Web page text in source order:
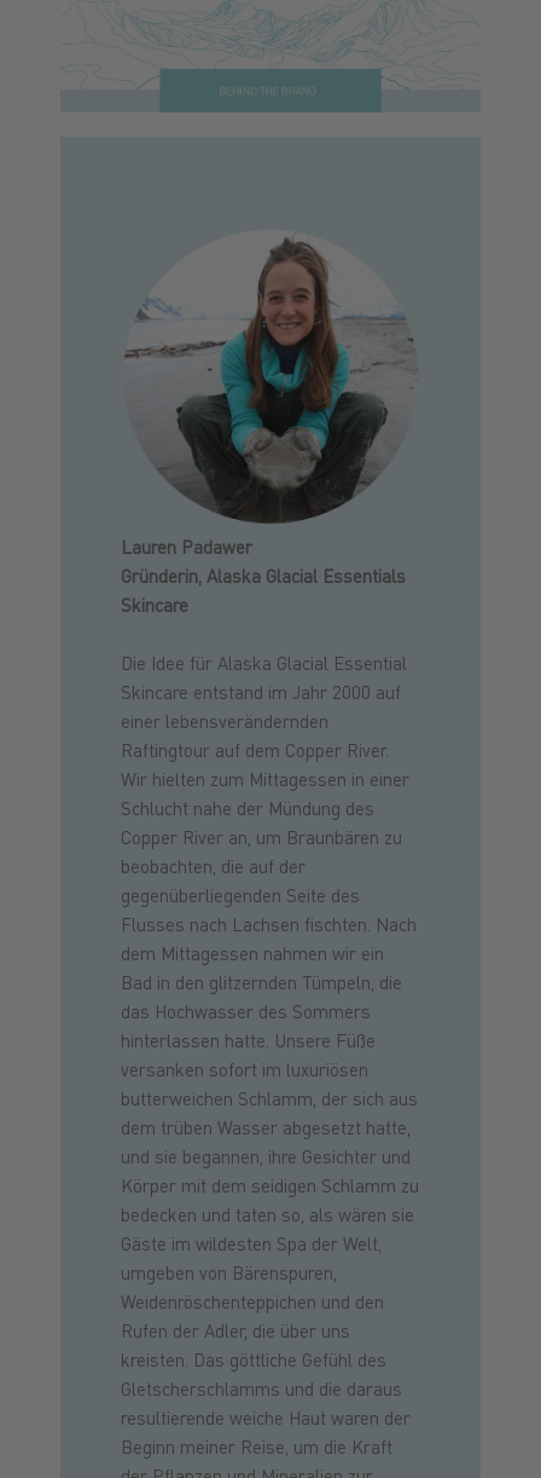
Lauren Padawer
Gründerin, Alaska Glacial Essentials
Skincare
Die Idee für Alaska Glacial Essential
Skincare entstand im Jahr 2000 auf
einer lebensverändernden
Raftingtour auf dem Copper River.
Wir hielten zum Mittagessen in einer
Schlucht nahe der Mündung des
Copper River an, um Braunbären zu
beobachten, die auf der
gegenüberliegenden Seite des
Flusses nach Lachsen fischten. Nach
dem Mittagessen nahmen wir ein
Bad in den glitzernden Tümpeln, die
das Hochwasser des Sommers
hinterlassen hatte. Unsere Füße
versanken sofort im luxuriösen
butterweichen Schlamm, der sich aus
dem trüben Wasser abgesetzt hatte,
und sie begannen, ihre Gesichter und
Körper mit dem seidigen Schlamm zu
bedecken und taten so, als wären sie
Gäste im wildesten Spa der Welt,
umgeben von Bärenspuren,
Weidenröschenteppichen und den
Rufen der Adler, die über uns
kreisten. Das göttliche Gefühl des
Gletscherschlamms und die daraus
resultierende weiche Haut waren der
Beginn meiner Reise, um die Kraft